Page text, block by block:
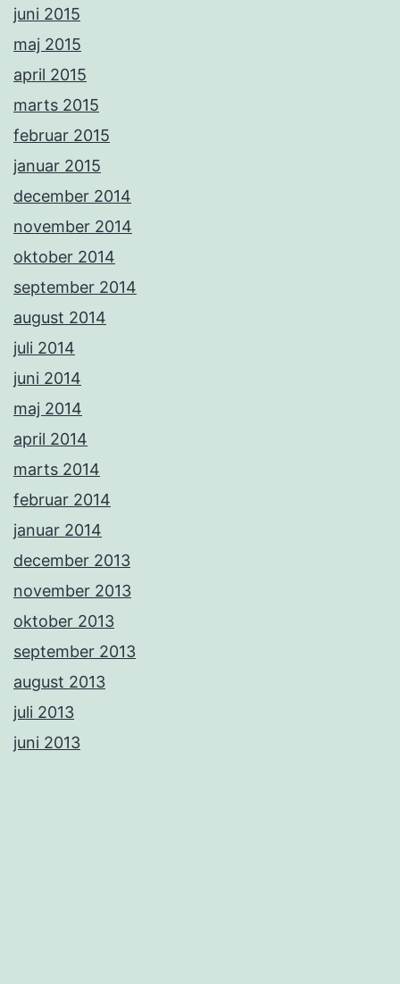
juni 2015
maj 2015
april 2015
marts 2015
februar 2015
januar 2015
december 2014
november 2014
oktober 2014
september 2014
august 2014
juli 2014
juni 2014
maj 2014
april 2014
marts 2014
februar 2014
januar 2014
december 2013
november 2013
oktober 2013
september 2013
august 2013
juli 2013
juni 2013